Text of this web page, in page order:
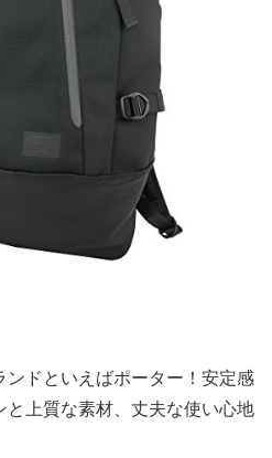
ンドといえばポーター！安定感
上質な素材、丈夫な使い心地